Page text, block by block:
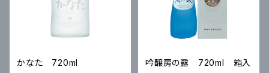
かなた 720ml
吟醸房の露 720ml 箱入